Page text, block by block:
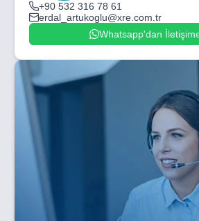
+90 532 316 78 61
erdal_artukoglu@xre.com.tr
Whatsapp'dan